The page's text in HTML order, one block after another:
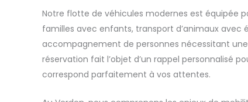
Notre flotte de véhicules modernes est équipée
familles avec enfants, transport d’animaux avec
accompagnement de personnes nécessitant
réservation fait l’objet d’un rappel personnalisé
correspond parfaitement à vos attentes.